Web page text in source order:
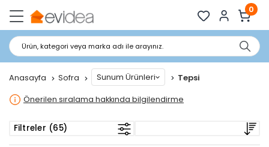
0
Ürün, kategori veya marka adı ile arayınız.
Anasayfa Sofra Sunum Ürünleri Tepsi
Önerilen sıralama hakkında bilgilendirme
Filtreler (65)